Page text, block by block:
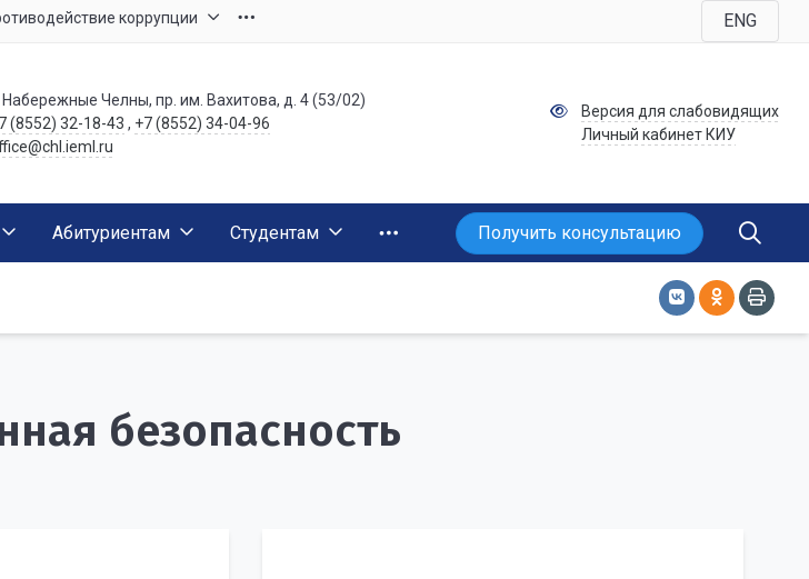
коррупции ENG
Набережные Челны, пр. им. Вахитова, д. 4 (53/02)
(8552) 32-18-43 , +7 (8552) 34-04-96
Версия для слабовидящих
Личный кабинет КИУ
Абитуриентам Студентам Получить консультацию
безопасность